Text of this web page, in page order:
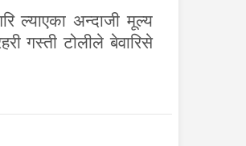
ल्याएका अन्दाजी मूल्य
गस्ती टोलीले बेवारिसे